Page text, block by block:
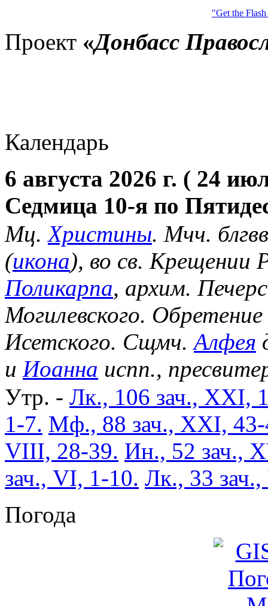
"Get the
Проект «Донбасс
Календарь
6 августа 2026 г. ( 24
Седмица 10-я по
Мц.Христины. Мчч.
(икона), во св. Крещении
Поликарпа, архим.
Могилевского.
Исетского. Сщмч.Алфея
и Иоанна испп.,
Утр. - Лк., 106 зач., XXI,
1-7. Мф., 88 зач., XXI,
VIII, 28-39. Ин., 52 зач.,
зач., VI, 1-10. Лк., 33
Погода